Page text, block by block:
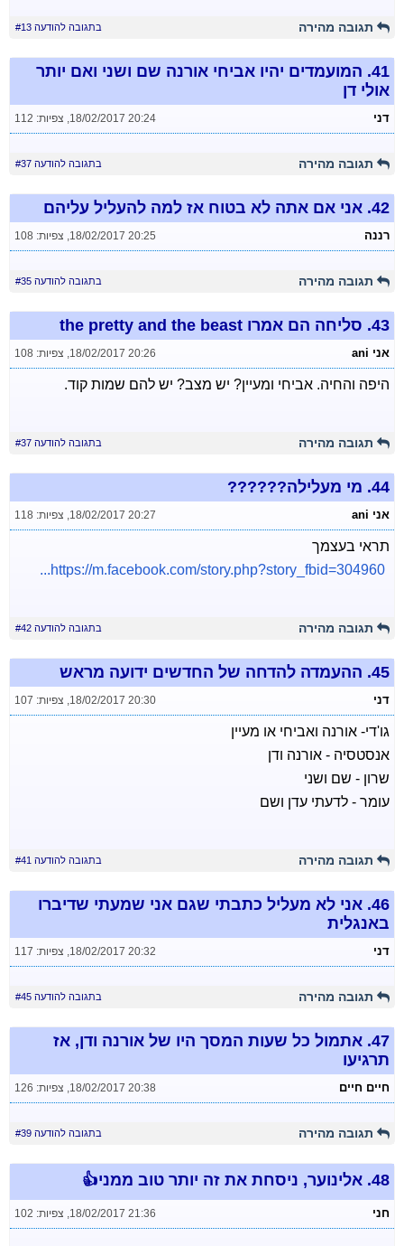
תגובה מהירה בתגובה להודעה #13
41. המועמדים יהיו אביחי אורנה שם ושני ואם יותר
אולי דן
דני 18/02/2017 20:24
, צפיות: 112
תגובה מהירה בתגובה להודעה #37
42. אני אם אתה לא בטוח אז למה להעליל עליהם
רננה 18/02/2017 20:25
, צפיות: 108
תגובה מהירה בתגובה להודעה #35
43. סליחה הם אמרו the pretty and the beast
אני ani 18/02/2017 20:26
, צפיות: 108
היפה והחיה. אביחי ומעיין? יש מצב? יש להם שמות קוד.
תגובה מהירה בתגובה להודעה #37
44. מי מעלילה??????
אני ani 18/02/2017 20:27
, צפיות: 118
תראי בעצמך
https://m.facebook.com/story.php?story_fbid=304960...
תגובה מהירה בתגובה להודעה #42
45. ההעמדה להדחה של החדשים ידועה מראש
דני 18/02/2017 20:30
, צפיות: 107
גו'די- אורנה ואביחי או מעיין
אנסטסיה - אורנה ודן
שרון - שם ושני
עומר - לדעתי עדן ושם
תגובה מהירה בתגובה להודעה #41
46. אני לא מעליל כתבתי שגם אני שמעתי שדיברו
באנגלית
דני 18/02/2017 20:32
, צפיות: 117
תגובה מהירה בתגובה להודעה #45
47. אתמול כל שעות המסך היו של אורנה ודן, אז
תרגיעו
חיים חיים 18/02/2017 20:38
, צפיות: 126
תגובה מהירה בתגובה להודעה #39
48. אלינוער, ניסחת את זה יותר טוב ממני👍
חני 18/02/2017 21:36
, צפיות: 102